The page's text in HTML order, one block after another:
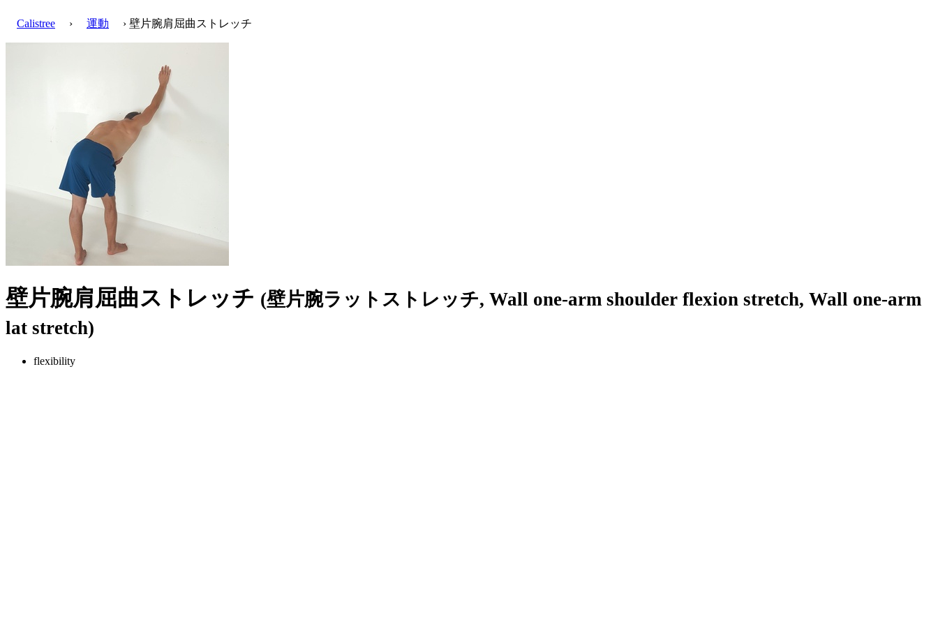
Calistree › 運動 › 壁片腕肩屈曲ストレッチ
壁片腕肩屈曲ストレッチ (壁片腕ラットストレッチ, Wall one-arm shoulder flexion stretch, Wall one-arm
lat stretch)
flexibility